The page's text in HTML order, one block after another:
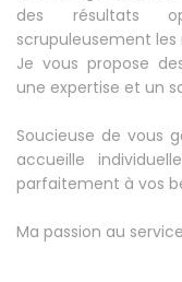
des résultats
scrupuleusement les
Je vous propose
une expertise et un
Soucieuse de vous
accueille
parfaitement à vos
Ma passion au